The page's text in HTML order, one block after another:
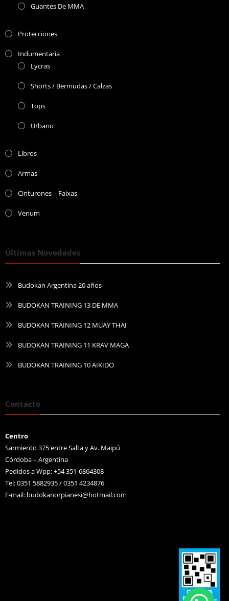
Guantes De MMA
Protecciones
Indumentaria
Lycras
Shorts / Bermudas / Calzas
Tops
Urbano
Libros
Armas
Cinturones – Faixas
Venum
Últimas Novedades
Budokan Argentina 20 años
BUDOKAN TRAINING 13 DE MMA
BUDOKAN TRAINING 12 MUAY THAI
BUDOKAN TRAINING 11 KRAV MAGA
BUDOKAN TRAINING 10 AIKIDO
Contacto
Centro
Sarmiento 375 entre Salta y Av. Maipú
Córdoba – Argentina
Pedidos a Wpp: +54 351-6864308
Tel: 0351 5882935 / 0351 4234876
E-mail: budokanorpianesi@hotmail.com